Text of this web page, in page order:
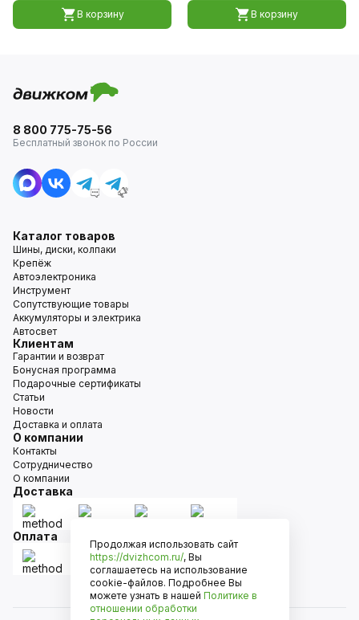
В корзину В корзину
8 800 775-75-56
Бесплатный звонок по России
Каталог товаров
Шины, диски, колпаки
Крепёж
Автоэлектроника
Инструмент
Сопутствующие товары
Аккумуляторы и электрика
Автосвет
Клиентам
Гарантии и возврат
Бонусная программа
Подарочные сертификаты
Статьи
Новости
Доставка и оплата
О компании
Контакты
Сотрудничество
О компании
Доставка
Оплата
Продолжая использовать сайт
https://dvizhcom.ru/, Вы
соглашаетесь на использование
cookie-файлов. Подробнее Вы
можете узнать в нашей Политике в
отношении обработки